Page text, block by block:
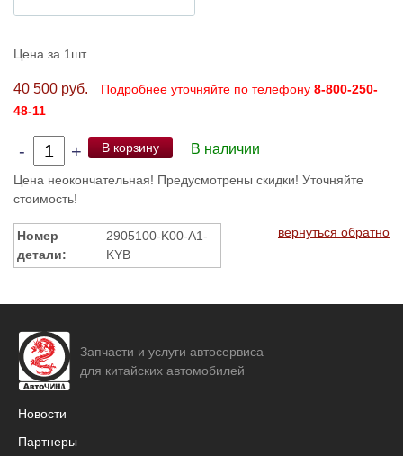
Цена за 1шт.
40 500 руб. Подробнее уточняйте по телефону 8-800-250-
48-11
- + В корзину В наличии
Цена неокончательная! Предусмотрены скидки! Уточняйте
стоимость!
Номер
детали:
2905100-K00-A1-
KYB
вернуться обратно
Запчасти и услуги автосервиса
для китайских автомобилей
Новости
Партнеры